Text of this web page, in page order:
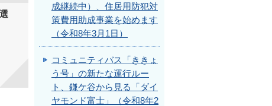
成継続中）、住居用防犯対
策費用助成事業を始めます
（令和8年3月1日）
コミュニティバス「ききょ
う号」の新たな運行ルー
ト、鎌ケ谷から見る「ダイ
ヤモンド富士」（令和8年2